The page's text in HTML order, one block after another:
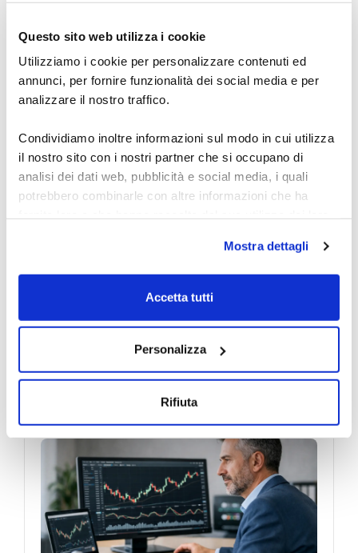
Questo sito web utilizza i cookie
Utilizziamo i cookie per personalizzare contenuti ed
annunci, per fornire funzionalità dei social media e per
analizzare il nostro traffico.
Condividiamo inoltre informazioni sul modo in cui utilizza
il nostro sito con i nostri partner che si occupano di
analisi dei dati web, pubblicità e social media, i quali
potrebbero combinarle con altre informazioni che ha
Alcune delle tue informazioni potrebbero essere inoltrate
e gestite da server di proprietà di Google situati al di fuori
Mostra dettagli
Accetta tutti
Personalizza
Rifiuta
metodo OTW, indicatori e automazione per studiare
27 luglio 2026
Indicatore Forex:
segnali acquisto e
vendita
Scopri come usare un indicatore Forex per segnali di
rischio con un metodo operativo disciplinato.